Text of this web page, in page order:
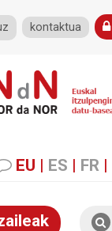
kontaktua
EU | ES | FR |